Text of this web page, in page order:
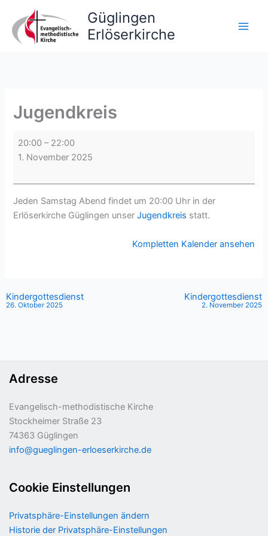
Inhalt
springen
Güglingen
Erlöserkirche
Jugendkreis
Jugendkreis
20:00 – 22:00
1. November 2025
Jeden Samstag Abend findet um 20:00 Uhr in der
Erlöserkirche Güglingen unserJugendkreis statt.
Kompletten Kalender ansehen
Kindergottesdienst
26. Oktober 2025
Kindergottesdienst
2. November 2025
Adresse
Evangelisch-methodistische Kirche
Stockheimer Straße 23
74363 Güglingen
info@gueglingen-erloeserkirche.de
Cookie Einstellungen
Privatsphäre-Einstellungen ändern
Historie der Privatsphäre-Einstellungen